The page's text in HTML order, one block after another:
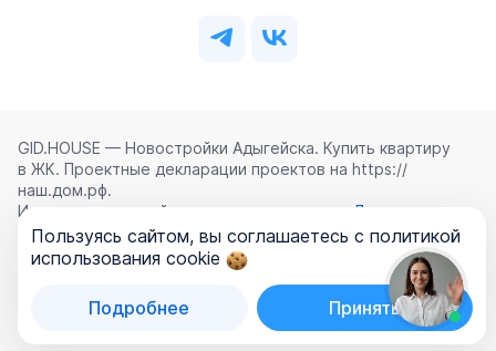
GID.HOUSE — Новостройки Адыгейска. Купить квартиру
в ЖК. Проектные декларации проектов на https://
наш.дом.рф.
Использование сайта означает согласие с
Лицензионным
соглашением ,Политикой конфиденциальностии
Политикой обработки персональных данных
ООО «ГИД.ХАУЗ»
Пользуясь сайтом, вы соглашаетесь с политикой
использования cookie
Подробнее Принять